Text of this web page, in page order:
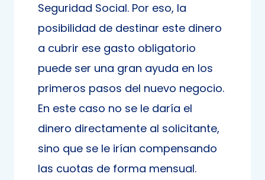
Seguridad Social. Por eso, la
posibilidad de destinar este dinero
a cubrir ese gasto obligatorio
puede ser una gran ayuda en los
primeros pasos del nuevo negocio.
En este caso no se le daría el
dinero directamente al solicitante,
sino que se le irían compensando
las cuotas de forma mensual.